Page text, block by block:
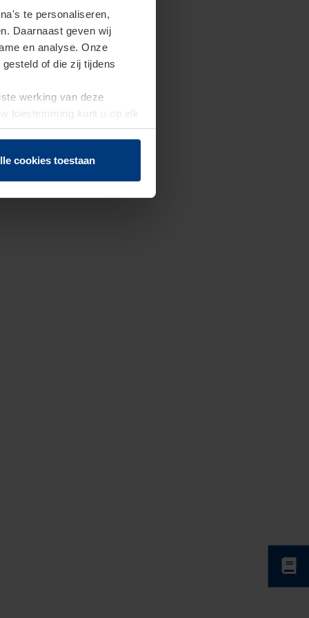
te personaliseren,
Daarnaast geven wij
en analyse. Onze
of die zij tijdens
werking van deze
toestemming kunt u op elk
herroepen.
cookies toestaan